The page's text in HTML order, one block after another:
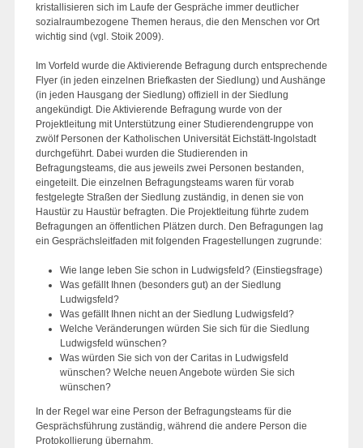
kristallisieren sich im Laufe der Gespräche immer deutlicher
sozialraumbezogene Themen heraus, die den Menschen vor Ort
wichtig sind (vgl. Stoik 2009).
Im Vorfeld wurde die Aktivierende Befragung durch entsprechende
Flyer (in jeden einzelnen Briefkasten der Siedlung) und Aushänge
(in jeden Hausgang der Siedlung) offiziell in der Siedlung
angekündigt. Die Aktivierende Befragung wurde von der
Projektleitung mit Unterstützung einer Studierendengruppe von
zwölf Personen der Katholischen Universität Eichstätt-Ingolstadt
durchgeführt. Dabei wurden die Studierenden in
Befragungsteams, die aus jeweils zwei Personen bestanden,
eingeteilt. Die einzelnen Befragungsteams waren für vorab
festgelegte Straßen der Siedlung zuständig, in denen sie von
Haustür zu Haustür befragten. Die Projektleitung führte zudem
Befragungen an öffentlichen Plätzen durch. Den Befragungen lag
ein Gesprächsleitfaden mit folgenden Fragestellungen zugrunde:
Wie lange leben Sie schon in Ludwigsfeld? (Einstiegsfrage)
Was gefällt Ihnen (besonders gut) an der Siedlung
Ludwigsfeld?
Was gefällt Ihnen nicht an der Siedlung Ludwigsfeld?
Welche Veränderungen würden Sie sich für die Siedlung
Ludwigsfeld wünschen?
Was würden Sie sich von der Caritas in Ludwigsfeld
wünschen? Welche neuen Angebote würden Sie sich
wünschen?
In der Regel war eine Person der Befragungsteams für die
Gesprächsführung zuständig, während die andere Person die
Protokollierung übernahm.